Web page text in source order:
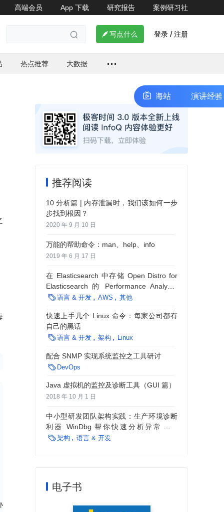
高端会员 App 下载 研究报告 案例研习社
  写点什么 登录 / 注册
热点推荐 大数据
st
st
st
st
推荐阅读
10 分析篇 | 内存泄漏时，我们该如何一步
步找到根因？
2020 年 9 月 10 日
万能的帮助命令：man、help、info
2019 年 6 月 17 日
在 Elasticsearch 中存储 Open Distro for
Elasticsearch 的 Performance Analyzer
输出
语言 & 开发 AWS 其他
快速上手几个 Linux 命令：每家公司都有
自己的黑话
语言 & 开发 架构 Linux
配合 SNMP 实现系统监控之工具研讨
 DevOps
Java 虚拟机的监控及诊断工具（GUI 篇）
2018 年 10 月 1 日
中小型研发团队架构实践：生产环境诊断
利器 WinDbg 帮你快速分析异常情况
Dump 文件
架构 语言 & 开发
电子书
演讲经验交流会｜ArchSummit 上海站 演讲经验交